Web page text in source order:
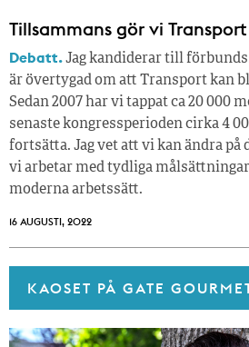
Tillsammans gör vi
Debatt.Jag kandiderar till
är övertygad om att Transport kan
Sedan 2007 har vi tappat ca 20 000
senaste kongressperioden cirka 4
fortsätta. Jag vet att vi kan ändra
vi arbetar med tydliga
moderna arbetssätt.
16 AUGUSTI, 2022
KAOSET PÅ GATE